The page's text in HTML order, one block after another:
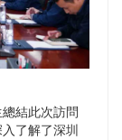
結此次訪問
了解了深圳